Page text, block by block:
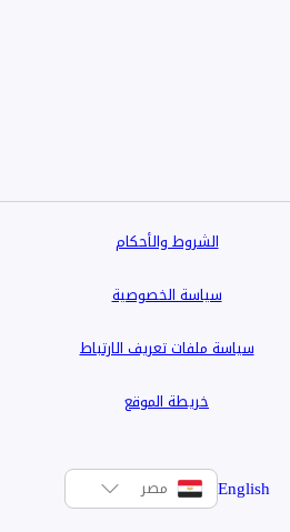
ليفانا، وغيرها.
الشروط والأحكام
سياسة الخصوصية
سياسة ملفات تعريف الارتباط
خريطة الموقع
English مصر